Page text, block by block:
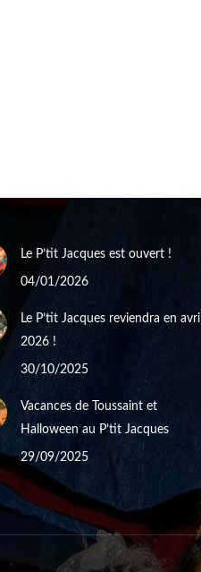
Le P’tit Jacques est ouvert !
04/01/2026
Le P’tit Jacques reviendra en avril
2026 !
30/10/2025
Vacances de Toussaint et
Halloween au P’tit Jacques
29/09/2025